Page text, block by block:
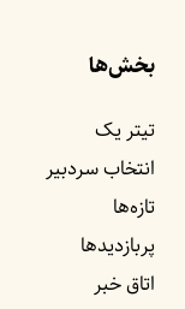
بخش‌ها
تیتر یک
انتخاب سردبیر
تازه‌ها
پربازدید‌ها
اتاق خبر